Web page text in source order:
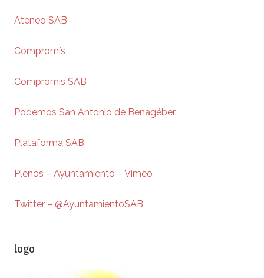
Ateneo SAB
Compromís
Compromís SAB
Podemos San Antonio de Benagéber
Plataforma SAB
Plenos – Ayuntamiento – Vimeo
Twitter – @AyuntamientoSAB
logo